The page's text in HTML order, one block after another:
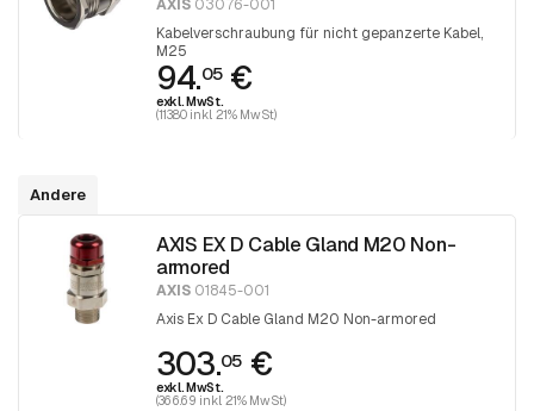
AXIS 03076-001
Kabelverschraubung für nicht gepanzerte Kabel,
M25
94.05 €
exkl. MwSt.
(113.80 inkl. 21% MwSt)
Andere
AXIS EX D Cable Gland M20 Non-
armored
AXIS 01845-001
Axis Ex D Cable Gland M20 Non-armored
303.05 €
exkl. MwSt.
(366.69 inkl. 21% MwSt)